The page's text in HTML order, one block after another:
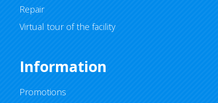
Repair
Virtual tour of the facility
Information
Promotions